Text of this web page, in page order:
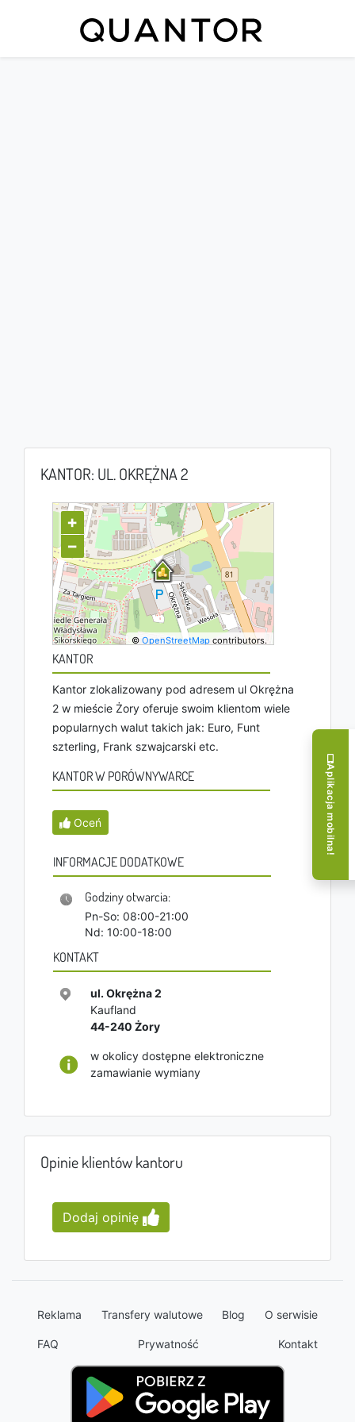
KANTOR: UL. OKRĘŻNA 2
+
−
©OpenStreetMap contributors.
KANTOR
Kantor zlokalizowany pod adresem ul Okrężna
2 w mieście Żory oferuje swoim klientom wiele
popularnych walut takich jak: Euro, Funt
szterling, Frank szwajcarski etc.
KANTOR W PORÓWNYWARCE
Oceń
INFORMACJE DODATKOWE
Godziny otwarcia:
Pn-So: 08:00-21:00
Nd: 10:00-18:00
KONTAKT
ul. Okrężna 2
Kaufland
44-240 Żory
w okolicy dostępne elektroniczne
zamawianie wymiany
Opinie klientów kantoru
Dodaj opinię
Reklama Transfery walutowe Blog O serwisie
FAQ Prywatność Kontakt
Aplikacja mobilna!